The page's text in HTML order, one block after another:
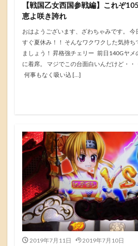
【戦国乙女西国参戦編】これぞ
恵よ咲き誇れ
おはようございます、ざわちゃみです。 今
すぐ夏休み！！ そんなワクワクした気持ち
ましょう！ 昇格強チェリー 前日140Gヤ
に着席。 マジでこの台面白いんだけど・
何事もなく吸い込 […]
2019年7月11日 2019年7月10日